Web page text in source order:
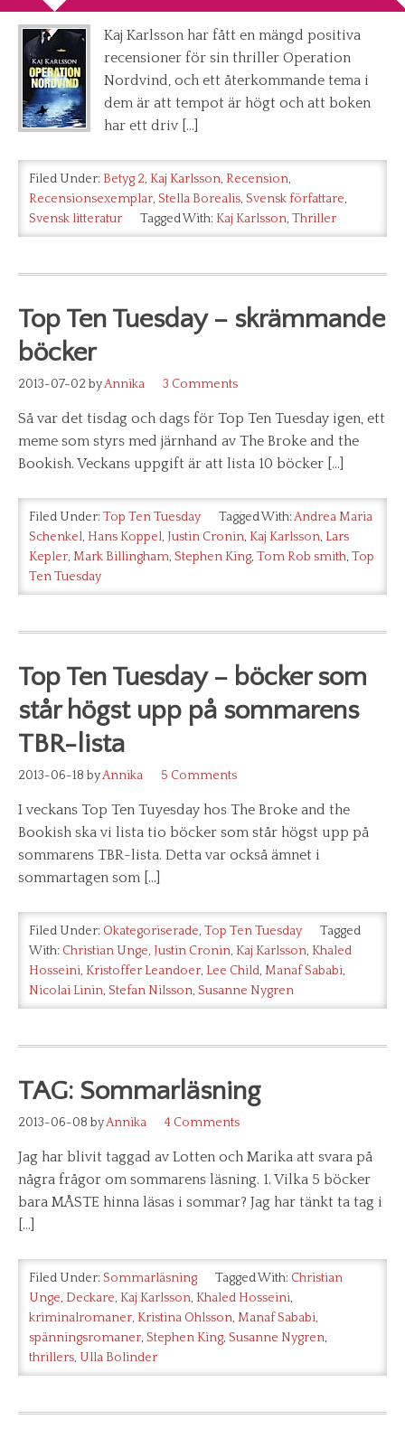
Kaj Karlsson har fått en mängd positiva
recensioner för sin thriller Operation
Nordvind, och ett återkommande tema i
dem är att tempot är högt och att boken
har ett driv […]
Filed Under: Betyg 2, Kaj Karlsson, Recension,
Recensionsexemplar, Stella Borealis, Svensk författare,
Svensk litteratur
Tagged With:Kaj Karlsson, Thriller
Top Ten Tuesday – skrämmande
böcker
2013-07-02 byAnnika 3 Comments
Så var det tisdag och dags för Top Ten Tuesday igen, ett
meme som styrs med järnhand av The Broke and the
Bookish. Veckans uppgift är att lista 10 böcker […]
Filed Under:Top Ten Tuesday Tagged With:Andrea Maria
Schenkel, Hans Koppel, Justin Cronin, Kaj Karlsson, Lars
Kepler, Mark Billingham, Stephen King, Tom Rob smith, Top
Ten Tuesday
Top Ten Tuesday – böcker som
står högst upp på sommarens
TBR-lista
2013-06-18 byAnnika 5 Comments
I veckans Top Ten Tuyesday hos The Broke and the
Bookish ska vi lista tio böcker som står högst upp på
sommarens TBR-lista. Detta var också ämnet i
sommartagen som […]
Filed Under: Okategoriserade, Top Ten Tuesday
Tagged
With: Christian Unge, Justin Cronin, Kaj Karlsson, Khaled
Hosseini, Kristoffer Leandoer, Lee Child, Manaf Sababi,
Nicolai Linin, Stefan Nilsson, Susanne Nygren
TAG: Sommarläsning
2013-06-08 byAnnika 4 Comments
Jag har blivit taggad av Lotten och Marika att svara på
några frågor om sommarens läsning. 1. Vilka 5 böcker
bara MÅSTE hinna läsas i sommar? Jag har tänkt ta tag i
[…]
Filed Under:Sommarläsning Tagged With: Christian
Unge, Deckare, Kaj Karlsson, Khaled Hosseini,
kriminalromaner, Kristina Ohlsson, Manaf Sababi,
spänningsromaner, Stephen King, Susanne Nygren,
thrillers, Ulla Bolinder